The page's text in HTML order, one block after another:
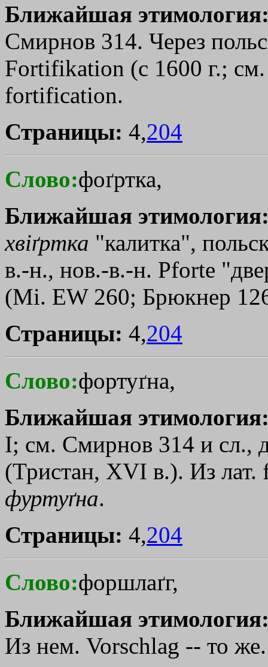
Ближайшая
Смирнов 314. Через
Fortifikation (с 1600 г.;
fortification.
Страницы: 4,204
Слово:фоґртка,
Ближайшая
хвiґртка "калитка",
в.-н., нов.-в.-н. Pforte
(Мi. ЕW 260; Брюкнер
Страницы: 4,204
Слово:фортуґна,
Ближайшая
I; см. Смирнов 314 и сл.,
(Тристан, ХVI в.). Из
фуртуґна.
Страницы: 4,204
Слово:форшлаґг,
Ближайшая
Из нем. Vorschlag -- то же.